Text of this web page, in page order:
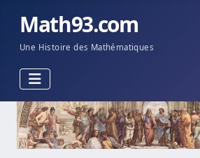
Math93.com
Une Histoire des Mathématiques